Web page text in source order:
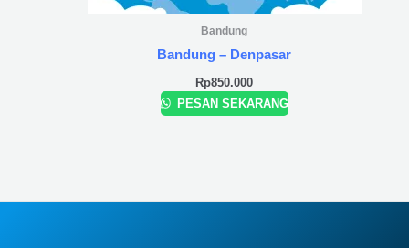
Bandung
Bandung – Denpasar
Rp850.000
PESAN SEKARANG